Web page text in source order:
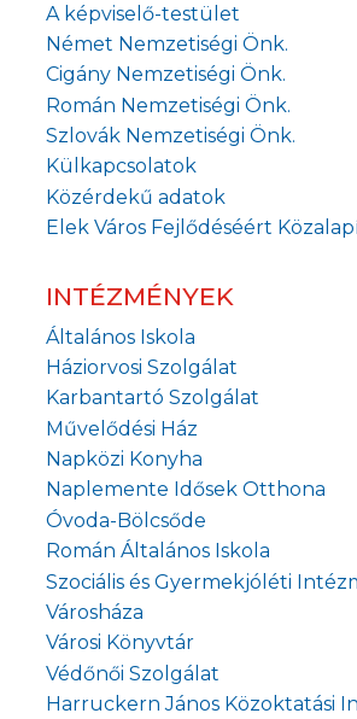
A képviselő-testület
Német Nemzetiségi Önk.
Cigány Nemzetiségi Önk.
Román Nemzetiségi Önk.
Szlovák Nemzetiségi Önk.
Külkapcsolatok
Közérdekű adatok
Elek Város Fejlődéséért
INTÉZMÉNYEK
Általános Iskola
Háziorvosi Szolgálat
Karbantartó Szolgálat
Művelődési Ház
Napközi Konyha
Naplemente Idősek Otthona
Óvoda-Bölcsőde
Román Általános Iskola
Szociális és Gyermekjóléti
Városháza
Városi Könyvtár
Védőnői Szolgálat
Harruckern János Közoktatási